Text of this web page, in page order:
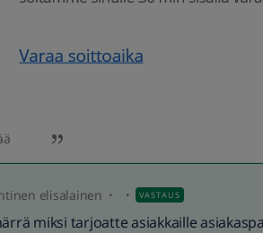
elisalainen VASTAUS
miksi tarjoatte asiakkaille